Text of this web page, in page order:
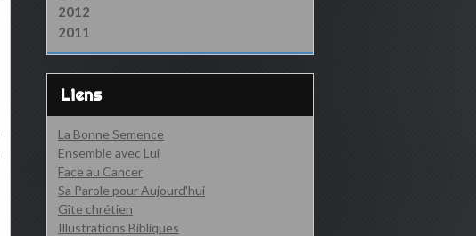
2012
2011
Liens
La Bonne Semence
Ensemble avec Lui
Face au Cancer
Sa Parole pour Aujourd'hui
Gîte chrétien
Illustrations Bibliques